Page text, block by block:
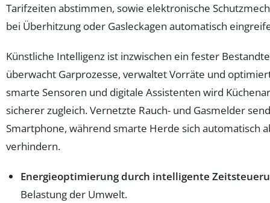
Tarifzeiten abstimmen, sowie elektronische
bei Überhitzung oder Gasleckagen automatisch
Künstliche Intelligenz ist inzwischen ein fester
überwacht Garprozesse, verwaltet Vorräte und
smarte Sensoren und digitale Assistenten wird
sicherer zugleich. Vernetzte Rauch- und Gasmelder
Smartphone, während smarte Herde sich automatisch
verhindern.
Energieoptimierung durch intelligente
Belastung der Umwelt.